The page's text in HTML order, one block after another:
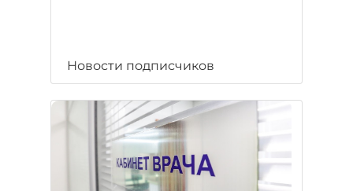
Новости подписчиков